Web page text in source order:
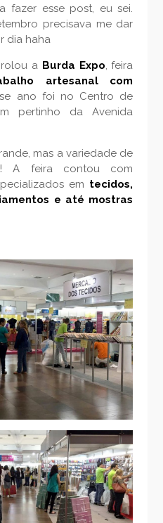
fazer esse post, eu sei.
precisava me dar
dia haha
a Burda Expo, feira
artesanal com
ano foi no Centro de
pertinho da Avenida
mas a variedade de
A feira contou com
em tecidos,
e até mostras